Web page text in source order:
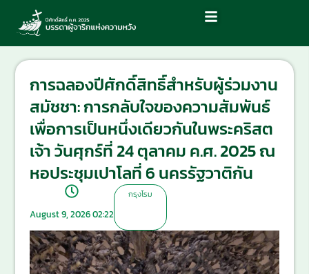
การฉลองปีศักดิ์สิทธิ์สำหรับผู้ร่วมงาน
สมัชชา: การกลับใจของความสัมพันธ์
เพื่อการเป็นหนึ่งเดียวกันในพระคริสต
เจ้า วันศุกร์ที่ 24 ตุลาคม ค.ศ. 2025 ณ
หอประชุมเปาโลที่ 6 นครรัฐวาติกัน
August 9, 2026 02:22
กรุงโรม